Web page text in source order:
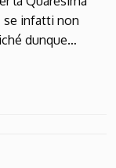
se infatti non
dunque…